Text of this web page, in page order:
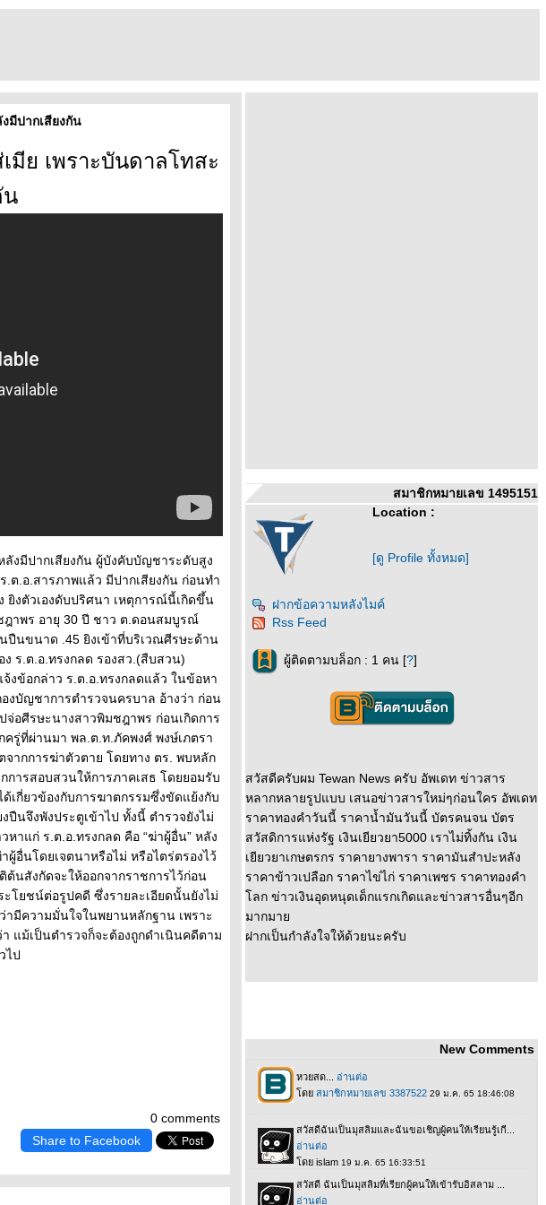
มีปากเสียงกัน
ย เพราะบันดาลโทสะ
น
งมีปากเสียงกัน ผู้บังคับบัญชาระดับสูง
.ต.อ.สารภาพแล้ว มีปากเสียงกัน ก่อนทำ
งตัวเองดับปริศนา เหตุการณ์นี้เกิดขึ้น
ฎาพร อายุ 30 ปี ชาว ต.ดอนสมบูรณ์
ปืนขนาด .45 ยิงเข้าที่บริเวณศีรษะด้าน
ร.ต.อ.ทรงกลด รองสว.(สืบสวน)
งข้อกล่าว ร.ต.อ.ทรงกลดแล้ว ในข้อหา
งบัญชาการตำรวจนครบาล อ้างว่า ก่อน
จ่อศีรษะนางสาวพิมชฎาพร ก่อนเกิดการ
รู่ที่ผ่านมา พล.ต.ท.ภัคพงศ์ พงษ์เภตรา
ากการฆ่าตัวตาย โดยทาง ตร. พบหลัก
ารสอบสวนให้การภาคเสธ โดยยอมรับ
เกี่ยวข้องกับการฆาตกรรมซึ่งขัดแย้งกับ
นจึงพังประตูเข้าไป ทั้งนี้ ตำรวจยังไม่
าแก่ ร.ต.อ.ทรงกลด คือ “ฆ่าผู้อื่น” หลัง
อื่นโดยเจตนาหรือไม่ หรือไตร่ตรองไว้
นสังกัดจะให้ออกจากราชการไว้ก่อน
ะโยชน์ต่อรูปคดี ซึ่งรายละเอียดนั้นยังไม่
ามีความมั่นใจในพยานหลักฐาน เพราะ
แม้เป็นตำรวจก็จะต้องถูกดำเนินคดีตาม
ไป
0 comments
Share to Facebook
สมาชิกหมายเลข 1495151
Location :
[ดู Profile ทั้งหมด]
ฝากข้อความหลังไมค์
Rss Feed
ผู้ติดตามบล็อก : 1 คน [?]
สวัสดีครับผม Tewan News ครับ อัพเดท ข่าวสาร
หลากหลายรูปแบบ เสนอข่าวสารใหม่ๆก่อนใคร อัพเดท
ราคาทองคำวันนี้ ราคาน้ำมันวันนี้ บัตรคนจน บัตร
สวัสดิการแห่งรัฐ เงินเยียวยา5000 เราไม่ทิ้งกัน เงิน
เยียวยาเกษตรกร ราคายางพารา ราคามันสำปะหลัง
ราคาข้าวเปลือก ราคาไข่ไก่ ราคาเพชร ราคาทองคำ
ลก ข่าวเงินอุดหนุดเด็กแรกเกิดและข่าวสารอื่นๆอีก
มากมา
ฝากเป็นกำลังใจให้ด้วยนะครับ
New Comments